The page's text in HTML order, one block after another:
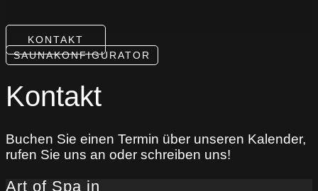
KONTAKT
SAUNAKONFIGURATOR
Kontakt
Buchen Sie einen Termin über unseren Kalender,
rufen Sie uns an oder schreiben uns!
Art of Spa in